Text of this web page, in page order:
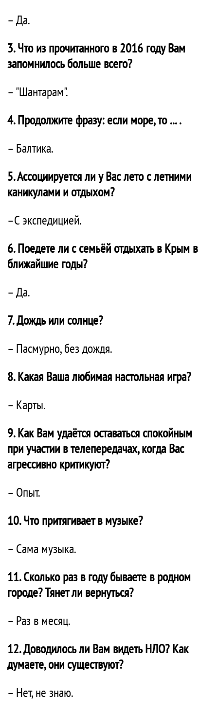
– Да.
3. Что из прочитанного в 2016 году Вам
запомнилось больше всего?
– "Шантарам".
4. Продолжите фразу: если море, то ... .
– Балтика.
5. Ассоциируется ли у Вас лето с летними
каникулами и отдыхом?
–С экспедицией.
6. Поедете ли с семьёй отдыхать в Крым в
ближайшие годы?
– Да.
7. Дождь или солнце?
– Пасмурно, без дождя.
8. Какая Ваша любимая настольная игра?
– Карты.
9. Как Вам удаётся оставаться спокойным
при участии в телепередачах, когда Вас
агрессивно критикуют?
– Опыт.
10. Что притягивает в музыке?
– Сама музыка.
11. Сколько раз в году бываете в родном
городе? Тянет ли вернуться?
– Раз в месяц.
12. Доводилось ли Вам видеть НЛО? Как
думаете, они существуют?
– Нет, не знаю.